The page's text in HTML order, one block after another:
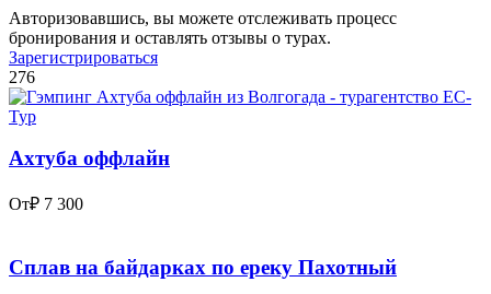
Авторизовавшись, вы можете отслеживать процесс
бронирования и оставлять отзывы о турах.
Зарегистрироваться
276
Ахтуба оффлайн
От₽ 7 300
Сплав на байдарках по ереку Пахотный